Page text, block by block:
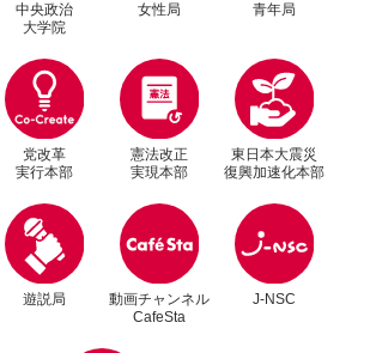
中央政治
大学院
女性局 青年局
党改革
実行本部
憲法改正
実現本部
東日本大震災
復興加速化本部
遊説局
別ウィンドウリンク
動画チャンネル
CafeSta
J-NSC